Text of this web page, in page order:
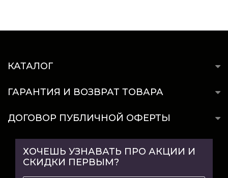
КАТАЛОГ
ГАРАНТИЯ И ВОЗВРАТ ТОВАРА
ДОГОВОР ПУБЛИЧНОЙ ОФЕРТЫ
ХОЧЕШЬ УЗНАВАТЬ ПРО АКЦИИ И
СКИДКИ ПЕРВЫМ?